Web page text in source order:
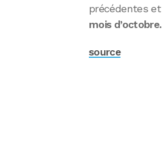
précédentes et
mois d’octobre.
source